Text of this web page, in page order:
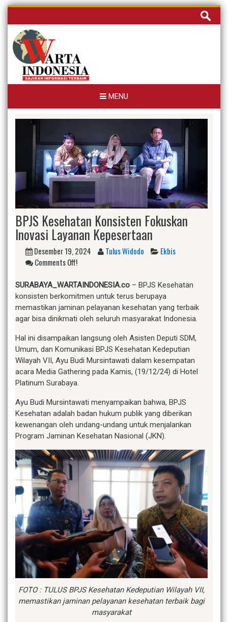
Skip
content
Cari
untuk:
MENU
BPJS Kesehatan Konsisten Fokuskan
Inovasi Layanan Kepesertaan
Desember 19, 2024 Tulus Widodo
Ekbis
Comments Off!
SURABAYA_WARTAINDONESIA.co – BPJS Kesehatan
konsisten berkomitmen untuk terus berupaya
memastikan jaminan pelayanan kesehatan yang terbaik
agar bisa dinikmati oleh seluruh masyarakat Indonesia.
Hal ini disampaikan langsung oleh Asisten Deputi SDM,
Umum, dan Komunikasi BPJS Kesehatan Kedeputian
Wilayah VII, Ayu Budi Mursintawati dalam kesempatan
acara Media Gathering pada Kamis, (19/12/24) di Hotel
Platinum Surabaya.
Ayu Budi Mursintawati menyampaikan bahwa, BPJS
Kesehatan adalah badan hukum publik yang diberikan
kewenangan oleh undang-undang untuk menjalankan
Program Jaminan Kesehatan Nasional (JKN).
FOTO : TULUS BPJS Kesehatan Kedeputian Wilayah VII,
memastikan jaminan pelayanan kesehatan terbaik bagi
masyarakat